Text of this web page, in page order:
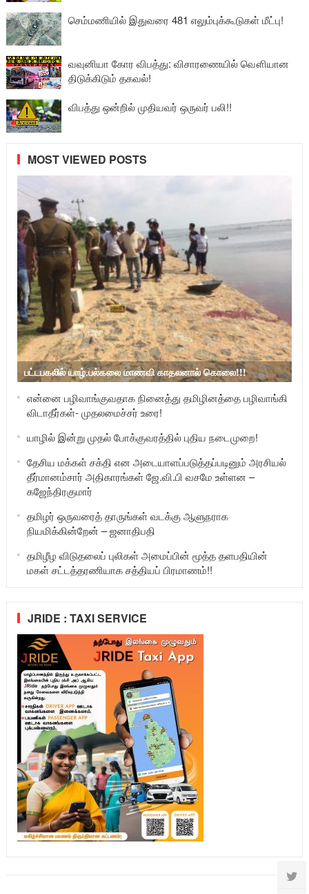
செம்மணியில் இதுவரை 481 எலும்புக்கூடுகள் மீட்பு!
வவுனியா கோர விபத்து: விசாரணையில் வௌியான
திடுக்கிடும் தகவல்!
விபத்து ஒன்றில் முதியவர் ஒருவர் பலி!!
MOST VIEWED POSTS
பட்டபகலில் யாழ்.பல்கலை மாணவி காதலனால் கொலை!!!
என்னை பழிவாங்குவதாக நினைத்து தமிழினத்தை பழிவாங்கி
விடாதீர்கள்- முதலமைச்சர் உரை!
யாழில் இன்று முதல் போக்குவரத்தில் புதிய நடைமுறை!
தேசிய மக்கள் சக்தி என அடையாளப்படுத்தப்படினும் அரசியல்
தீர்மானம்சார் அதிகாரங்கள் ஜே.வி.பி வசமே உள்ளன –
கஜேந்திரகுமார்
தமிழர் ஒருவரைத் தாருங்கள் வடக்கு ஆளுநராக
நியமிக்கின்றேன் – ஜனாதிபதி
தமிழீழ விடுதலைப் புலிகள் அமைப்பின் மூத்த தளபதியின்
மகள் சட்டத்தரணியாக சத்தியப் பிரமாணம்!!
JRIDE : TAXI SERVICE